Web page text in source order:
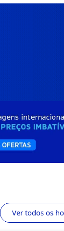
Ver todos os